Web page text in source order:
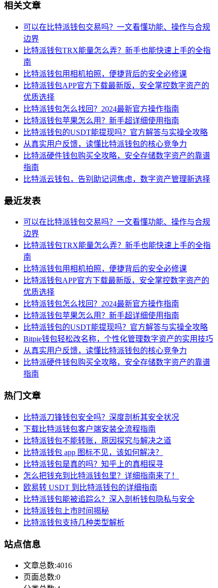
相关文章
可以在比特派钱包交易吗？一文看懂功能、操作与合规
边界
比特派钱包TRX能量怎么弄？新手也能快速上手的全指
南
比特派钱包用相机拍照，便捷背后的安全必修课
比特派钱包APP官方下载最新版，安全掌控数字资产的
优质选择
比特派钱包怎么找回？2024最新官方操作指南
比特派钱包苹果怎么用？新手超详细使用指南
比特派钱包的USDT能提现吗？官方解答与实操全攻略
从真实用户反馈，读懂比特派钱包的核心竞争力
比特派硬件钱包购买全攻略，安全存储数字资产的靠谱
指南
比特派云钱包，告别助记词焦虑，数字资产管理新选择
最近发表
可以在比特派钱包交易吗？一文看懂功能、操作与合规
边界
比特派钱包TRX能量怎么弄？新手也能快速上手的全指
南
比特派钱包用相机拍照，便捷背后的安全必修课
比特派钱包APP官方下载最新版，安全掌控数字资产的
优质选择
比特派钱包怎么找回？2024最新官方操作指南
比特派钱包苹果怎么用？新手超详细使用指南
比特派钱包的USDT能提现吗？官方解答与实操全攻略
Bitpie钱包轻松改名称，个性化管理数字资产的实用技巧
从真实用户反馈，读懂比特派钱包的核心竞争力
比特派硬件钱包购买全攻略，安全存储数字资产的靠谱
指南
热门文章
比特派刀锋钱包安全吗？深度剖析其安全状况
下载比特派钱包客户端安装全流程指南
比特派钱包不能转账，原因探究与解决之道
比特派钱包 app 图标不见，该如何解决？
比特派钱包是真的吗？知乎上的真相探寻
怎么把钱充到比特派钱包里？详细指南来了！
欧易转 USDT 到比特派钱包的详细指南
比特派钱包能被追踪么？深入剖析钱包隐私与安全
比特派钱包上市时间揭秘
比特派钱包支持几种类型解析
站点信息
文章总数:4016
页面总数:0